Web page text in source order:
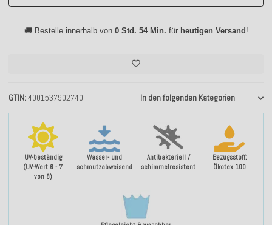
UV-beständig
(UV-Wert 6 - 7
von 8)
Wasser- und
schmutzabweisend
Antibakteriell /
schimmelresistent
Bezugsstoff:
Ökotex 100
GTIN 4001537902740 In den folgenden Kategorien
🚚 Bestelle innerhalb von 0 Std. 54 Min. für heutigen Versand!